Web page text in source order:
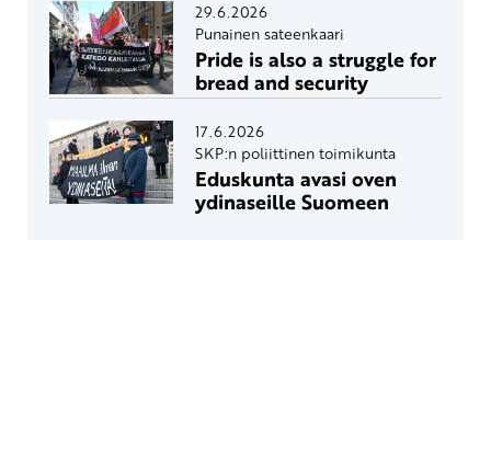
29.6.2026
Punainen sateenkaari
Pride is also a struggle for
bread and security
17.6.2026
SKP:n poliittinen toimikunta
Eduskunta avasi oven
ydinaseille Suomeen